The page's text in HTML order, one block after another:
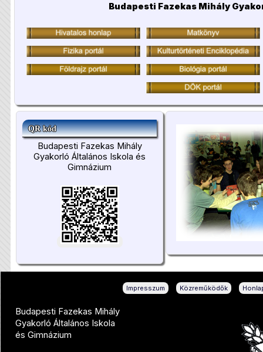
Budapesti Fazekas Mihály
QR kód
Budapesti Fazekas Mihály
Gyakorló Általános Iskola és
Gimnázium
Impresszum Közreműködők
Budapesti Fazekas Mihály
Gyakorló Általános Iskola
és Gimnázium